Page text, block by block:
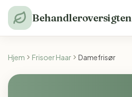
Behandleroversigten
Hjem Frisoer Haar Damefrisør